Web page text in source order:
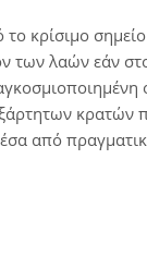
το κρίσιμο
των λαών εάν
κρατών
από